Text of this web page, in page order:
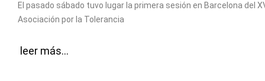
El pasado sábado tuvo lugar la primera sesión en Barcelona del
Asociación por la Tolerancia
leer más...